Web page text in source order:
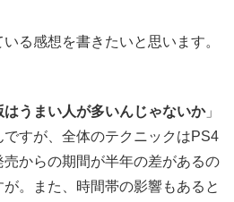
る感想を書きたいと思います。
はうまい人が多いんじゃないか」
すが、全体のテクニックはPS4
からの期間が半年の差があるの
。また、時間帯の影響もあると